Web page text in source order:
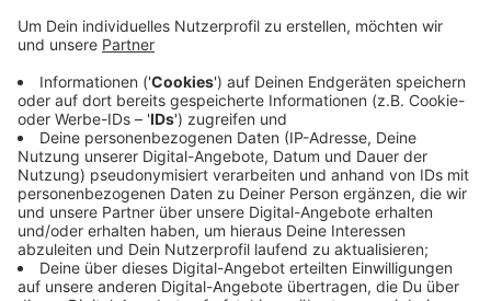
Anzeige
Die Veranstaltung "Coffee with a Cop" lädt dazu ein,
sich in lockerer Atmosphäre zu unterhalten und
Wünsche oder Kritik an der Polizeiarbeit in Krefeld zu
äußern.Zwischen 11 Uhr und 17Uhr steht dazu ein
Kaffeemobil am Neumarkt bereit. Ab 15 Uhr stößt
dann auch NRW-Innenminister Herbert Reul dazu und
steht Rede und Antwort. "Coffee with a Cop" ist ein
landesweites Format des Innenministeriums, das